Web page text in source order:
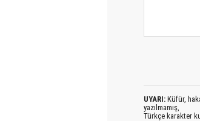
UYARI: Küfür,
yazılmamış,
Türkçe karakter